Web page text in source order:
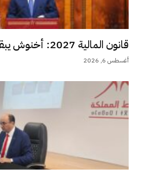
قانون المالية 2027: أخنوش يبقي على دعم...
أغسطس 6, 2026